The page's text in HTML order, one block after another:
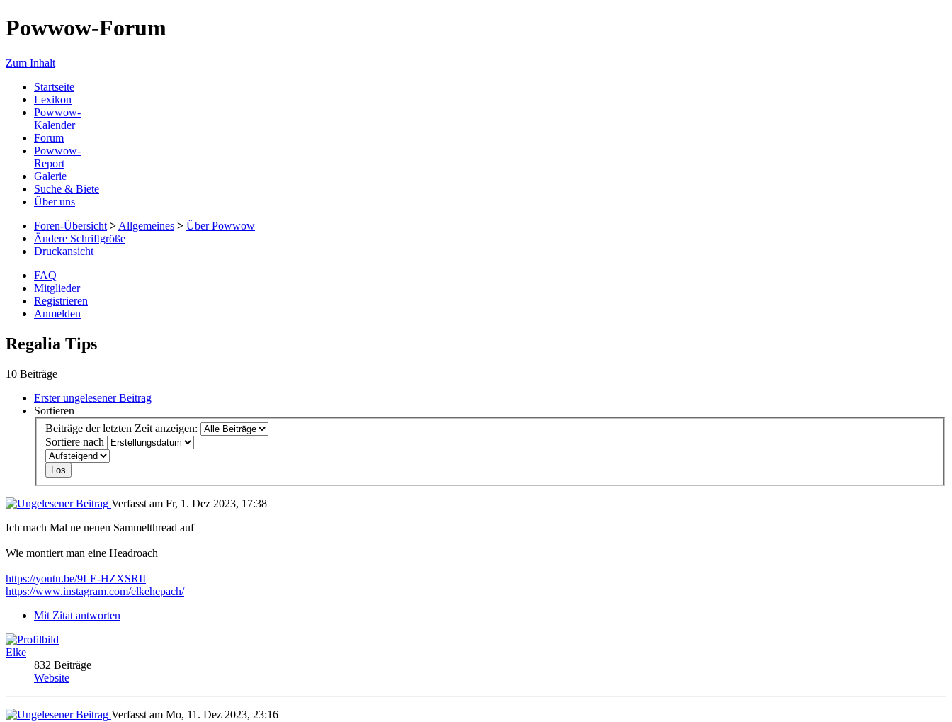
Powwow-Forum
Zum Inhalt
Startseite
Lexikon
Powwow-
Kalender
Forum
Powwow-
Report
Galerie
Suche & Biete
Über uns
Foren-Übersicht > Allgemeines > Über Powwow
Ändere Schriftgröße
Druckansicht
FAQ
Mitglieder
Registrieren
Anmelden
Regalia Tips
10 Beiträge
Erster ungelesener Beitrag
Sortieren
Beiträge der letzten Zeit anzeigen:
Sortiere nach
Verfasst am Fr, 1. Dez 2023, 17:38
Ich mach Mal ne neuen Sammelthread auf
Wie montiert man eine Headroach
https://youtu.be/9LE-HZXSRII
https://www.instagram.com/elkehepach/
Mit Zitat antworten
Elke
832 Beiträge
Website
Verfasst am Mo, 11. Dez 2023, 23:16